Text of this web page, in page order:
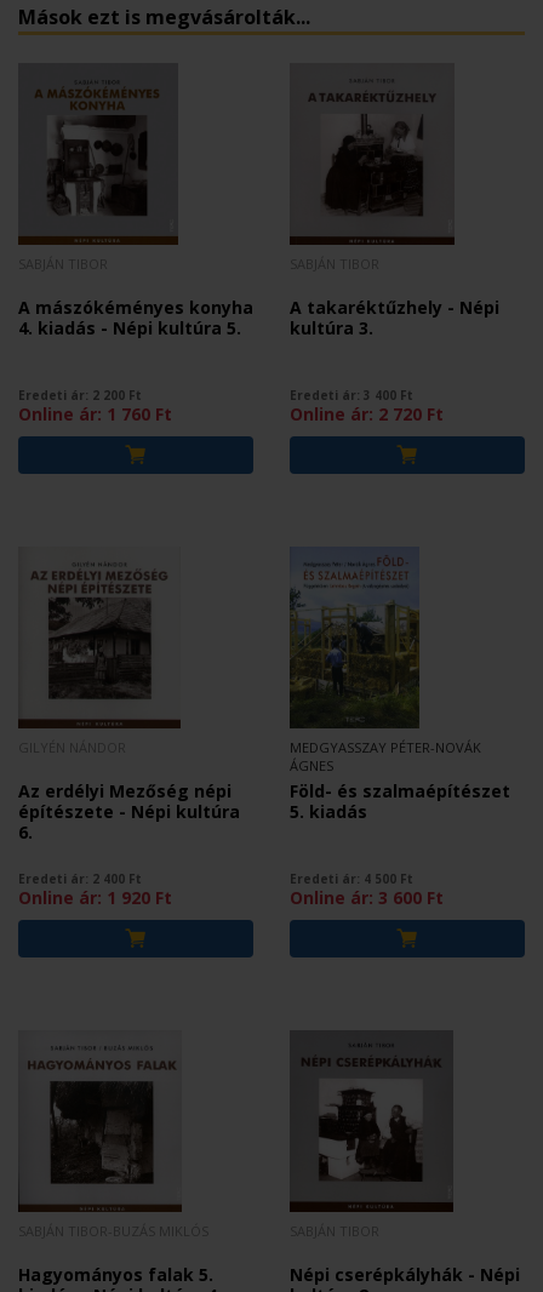
Mások ezt is megvásárolták...
A mászókéményes konyha
4. kiadás - Népi kultúra 5.
Eredeti ár: 2 200 Ft
Online ár: 1 760 Ft
A takaréktűzhely - Népi
kultúra 3.
Eredeti ár: 3 400 Ft
Online ár: 2 720 Ft
Az erdélyi Mezőség népi
építészete - Népi kultúra
6.
Eredeti ár: 2 400 Ft
Online ár: 1 920 Ft
MEDGYASSZAY PÉTER-NOVÁK
ÁGNES
Föld- és szalmaépítészet
5. kiadás
Eredeti ár: 4 500 Ft
Online ár: 3 600 Ft
Hagyományos falak 5.
Népi cserépkályhák - Népi